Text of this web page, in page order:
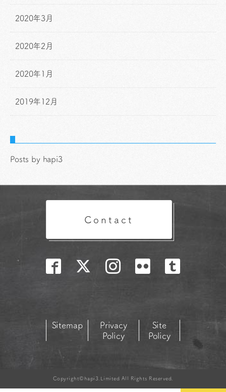
2020年3月
2020年2月
2020年1月
2019年12月
Posts by hapi3
Contact
Sitemap
Privacy
Policy
Site
Policy
Copyright©hapi3.Limited All Rights Reserved.